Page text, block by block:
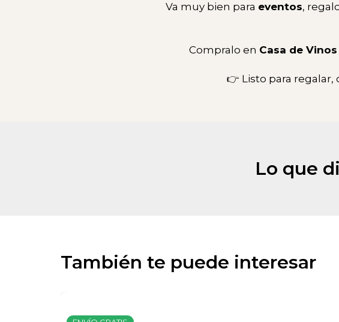
Va muy bien para eventos,
Compralo en Casa de
👉 Listo para
Lo que
También te puede interesar